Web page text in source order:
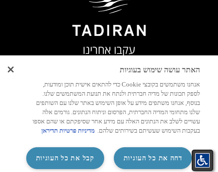
עקבו אחרינו
האתר עושה שימוש בעוגיות
אנחנו משתמשים בקובצי Cookie כדי להתאים אישית תוכן ומודעות,
לספק תכונות של מדיה חברתית ולנתח את תנועת המשתמשים שלנו.
בנוסף, אנחנו משתפים מידע על אופן השימוש באתר שלנו עם השותפים
שלנו מתחומי המדיה החברתית, הפרסום וניתוח הנתונים. גורמים אלה
עשויים לשלב את הנתונים האלה עם מידע אחר שסיפקתם או שהם אספו
בעקבות השימוש שעשיתם בשירותים שלהם. מדיניות פרטיות תדיראן
קבל את כל העוגיות ‏דחה את כל העוגיות